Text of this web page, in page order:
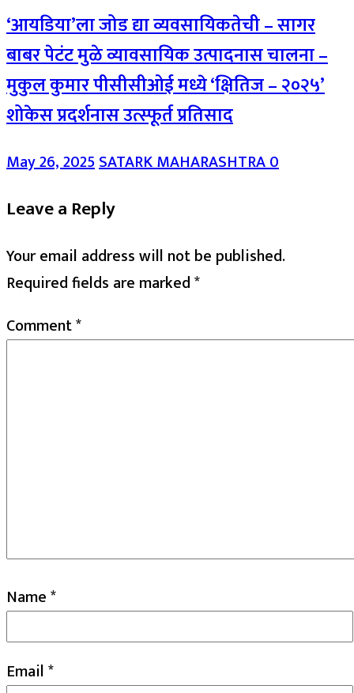
‘आयडिया’ला जोड द्या व्यवसायिकतेची – सागर
बाबर पेटंट मुळे व्यावसायिक उत्पादनास चालना –
मुकुल कुमार पीसीसीओई मध्ये ‘क्षितिज – २०२५’
शोकेस प्रदर्शनास उत्स्फूर्त प्रतिसाद
May 26, 2025SATARK MAHARASHTRA0
Leave a Reply
Your email address will not be published.
Required fields are marked*
Comment*
Name*
Email*